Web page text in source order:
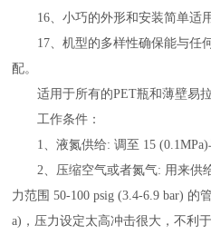
16、小巧的外形和安装简单适用
17、机型的多样性确保能与任
配。
适用于所有的PET瓶和薄壁易拉
工作条件：
1、液氮供给: 调至 15 (0.1MPa)
2、压缩空气或者氮气: 用来供
力范围 50-100 psig (3.4-6.9 bar) 的
a)，压力设定太高冲击很大，不利